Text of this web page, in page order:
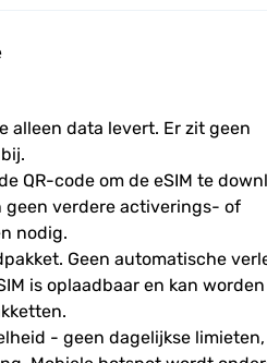
alleen data levert. Er zit geen
QR-code om de eSIM te
geen verdere activerings- of
nodig.
Geen automatische
is oplaadbaar en kan
- geen dagelijkse